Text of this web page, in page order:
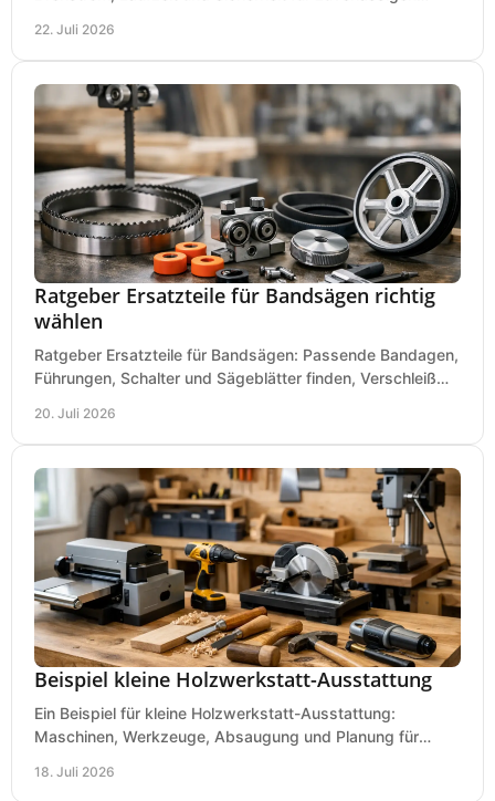
22. Juli 2026
Ratgeber Ersatzteile für Bandsägen richtig
wählen
Ratgeber Ersatzteile für Bandsägen: Passende Bandagen,
Führungen, Schalter und Sägeblätter finden, Verschleiß
20. Juli 2026
Beispiel kleine Holzwerkstatt-Ausstattung
Ein Beispiel für kleine Holzwerkstatt-Ausstattung:
Maschinen, Werkzeuge, Absaugung und Planung für
18. Juli 2026